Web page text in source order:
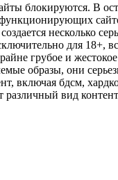
блокируются. В
несколько
для 18+,
грубое и
образы, они
включая бдсм,
вид